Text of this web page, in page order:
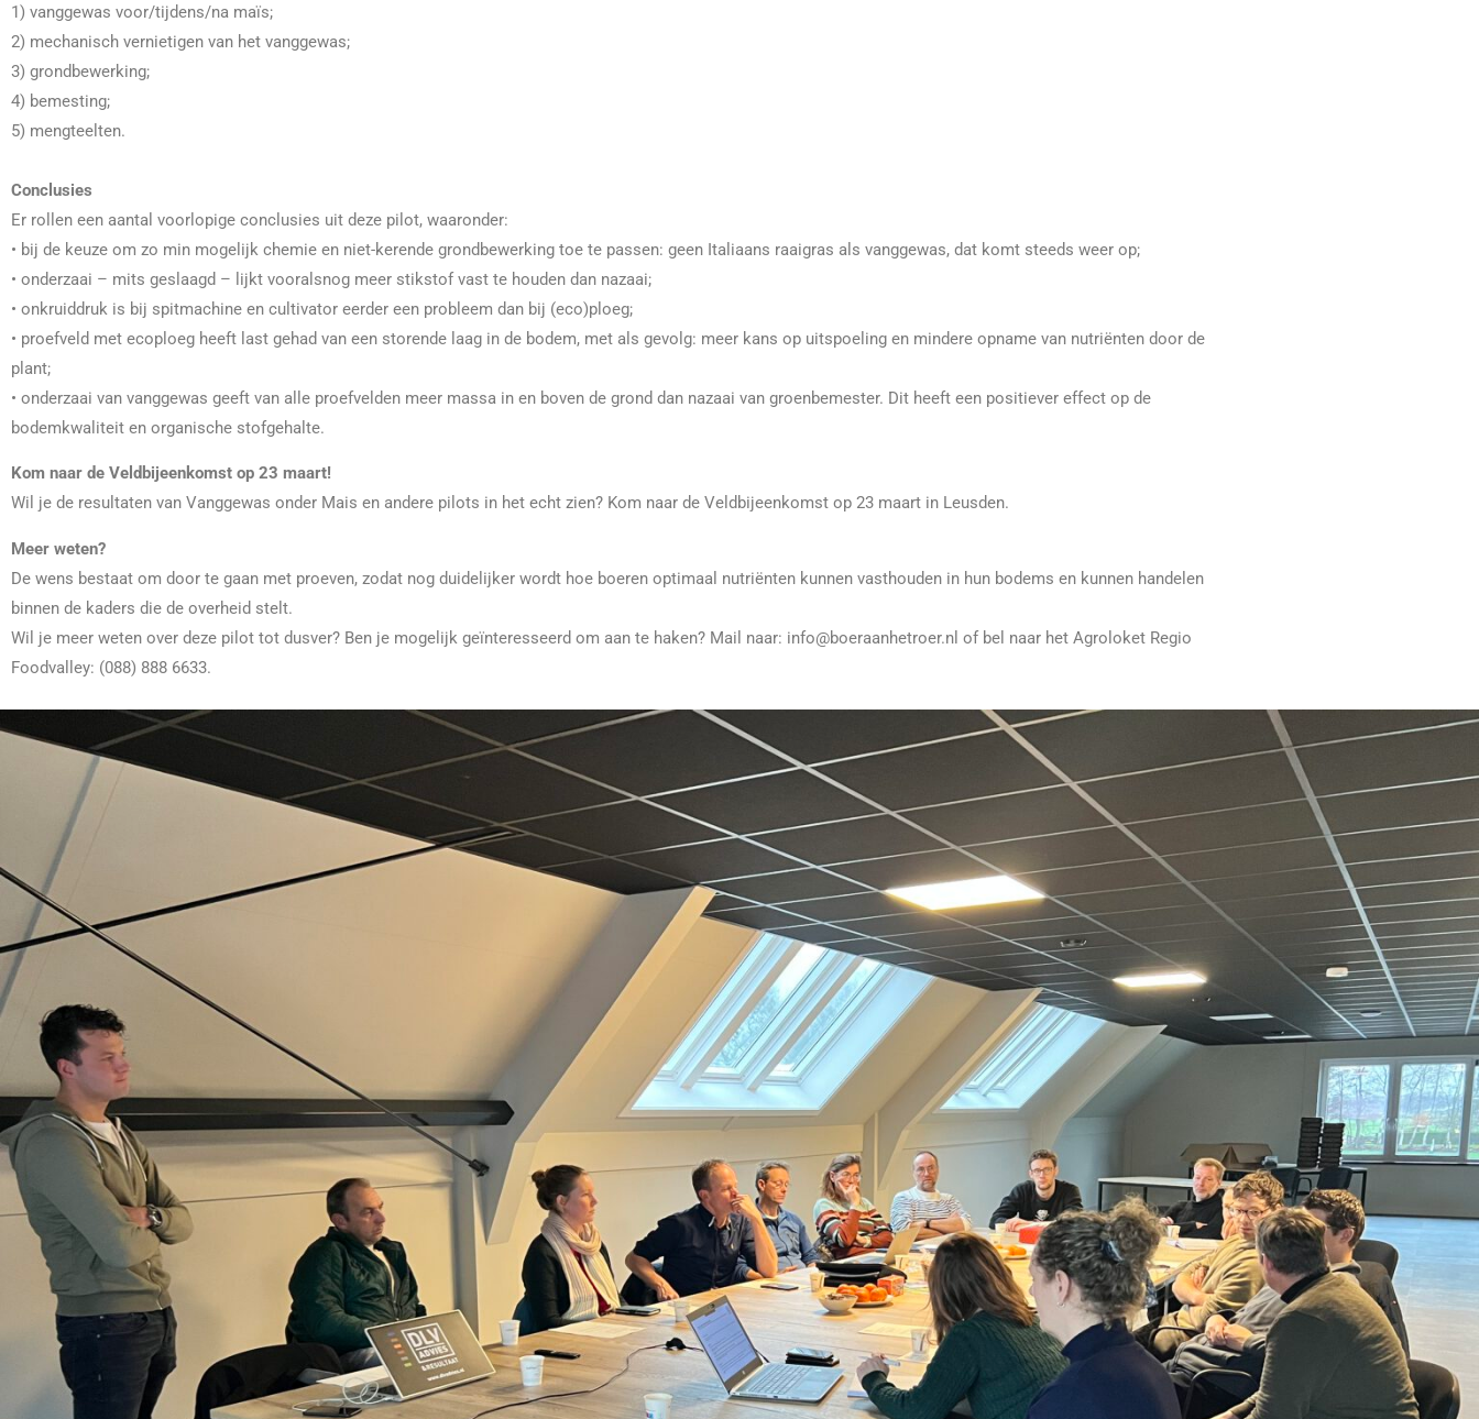
1) vanggewas voor/tijdens/na maïs;
2) mechanisch vernietigen van het vanggewas;
3) grondbewerking;
4) bemesting;
5) mengteelten.
Conclusies
Er rollen een aantal voorlopige conclusies uit deze pilot, waaronder:
• bij de keuze om zo min mogelijk chemie en niet-kerende grondbewerking toe te passen: geen Italiaans raaigras als vanggewas, dat komt steeds weer op;
• onderzaai – mits geslaagd – lijkt vooralsnog meer stikstof vast te houden dan nazaai;
• onkruiddruk is bij spitmachine en cultivator eerder een probleem dan bij (eco)ploeg;
• proefveld met ecoploeg heeft last gehad van een storende laag in de bodem, met als gevolg: meer kans op uitspoeling en mindere opname van nutriënten door de
plant;
• onderzaai van vanggewas geeft van alle proefvelden meer massa in en boven de grond dan nazaai van groenbemester. Dit heeft een positiever effect op de
bodemkwaliteit en organische stofgehalte.
Kom naar de Veldbijeenkomst op 23 maart!
Wil je de resultaten van Vanggewas onder Mais en andere pilots in het echt zien? Kom naar de Veldbijeenkomst op 23 maart in Leusden.
Meer weten?
De wens bestaat om door te gaan met proeven, zodat nog duidelijker wordt hoe boeren optimaal nutriënten kunnen vasthouden in hun bodems en kunnen handelen
binnen de kaders die de overheid stelt.
Wil je meer weten over deze pilot tot dusver? Ben je mogelijk geïnteresseerd om aan te haken? Mail naar: info@boeraanhetroer.nl of bel naar het Agroloket Regio
Foodvalley: (088) 888 6633.